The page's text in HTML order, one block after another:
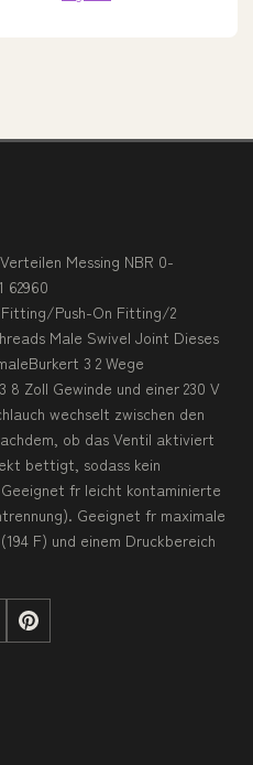
Messing NBR 0-
62960
Push-On Fitting/2
Male Swivel Joint Dieses
3 2 Wege
Zoll Gewinde und einer 230 V
wechselt zwischen den
ob das Ventil aktiviert
bettigt, sodass kein
fr leicht kontaminierte
Geeignet fr maximale
F) und einem Druckbereich